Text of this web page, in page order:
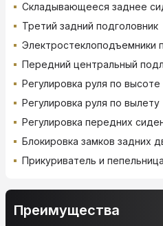
Складывающееся заднее
Третий задний подголовник
Электростеклоподъемники
Передний центральный
Регулировка руля по высоте
Регулировка руля по вылету
Регулировка передних
Блокировка замков задних
Прикуриватель и пепельница
Преимущества